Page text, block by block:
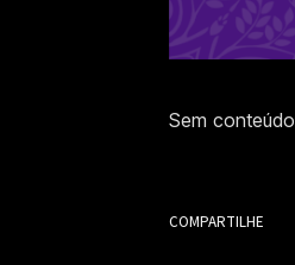
Sem conteúdo
COMPARTILHE